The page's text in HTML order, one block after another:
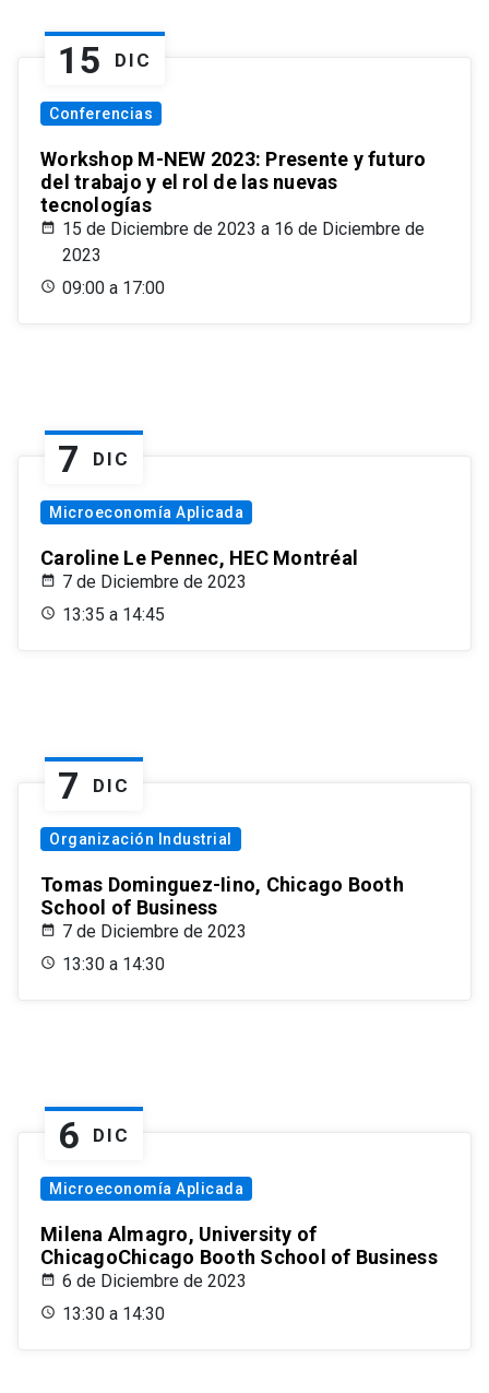
15 DIC
Conferencias
Workshop M-NEW 2023: Presente y futuro
del trabajo y el rol de las nuevas
tecnologías
15 de Diciembre de 2023 a 16 de Diciembre de
2023
09:00 a 17:00
7 DIC
Microeconomía Aplicada
Caroline Le Pennec, HEC Montréal
7 de Diciembre de 2023
13:35 a 14:45
7 DIC
Organización Industrial
Tomas Dominguez-Iino, Chicago Booth
School of Business
7 de Diciembre de 2023
13:30 a 14:30
6 DIC
Microeconomía Aplicada
Milena Almagro, University of
ChicagoChicago Booth School of Business
6 de Diciembre de 2023
13:30 a 14:30